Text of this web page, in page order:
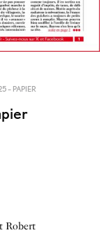
– PAPIER
Robert